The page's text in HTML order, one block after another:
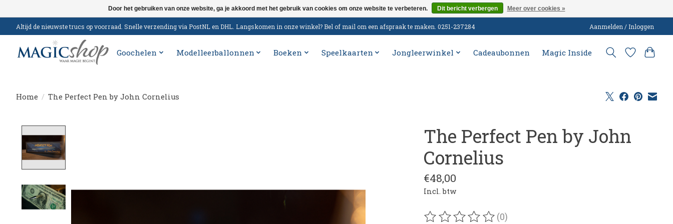
Altijd de nieuwste trucs op voorraad. Snelle verzending via PostNL en DHL. Langskomen in onze winkel? Bel of mail om een afspraak te maken. 0251-237284 Aanmelden / Inloggen
Goochelen Modelleerballonnen Boeken Speelkaarten Jongleerwinkel Cadeaubonnen Magic Inside
Home / The Perfect Pen by John Cornelius
The Perfect Pen by John
Cornelius
€48,00
Incl. btw
(0)
Door het gebruiken van onze website, ga je akkoord met het gebruik van cookies om onze website te verbeteren. Dit bericht verbergen Meer over cookies »